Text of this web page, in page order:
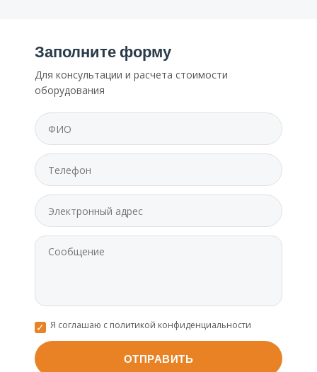
Заполните форму
Для консультации и расчета стоимости
оборудования
Я соглашаю с политикой конфиденциальности